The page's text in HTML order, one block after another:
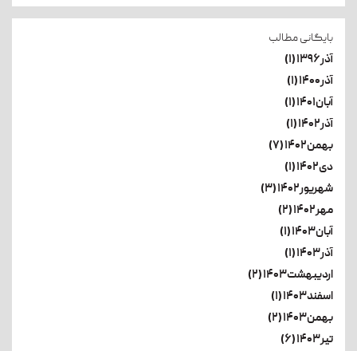
بایگانی مطالب
آذر۱۳۹۶ (۱)
آذر۱۴۰۰ (۱)
آبان۱۴۰۱ (۱)
آذر۱۴۰۲ (۱)
بهمن۱۴۰۲ (۷)
دی۱۴۰۲ (۱)
شهریور۱۴۰۲ (۳)
مهر۱۴۰۲ (۲)
آبان۱۴۰۳ (۱)
آذر۱۴۰۳ (۱)
اردیبهشت۱۴۰۳ (۲)
اسفند۱۴۰۳ (۱)
بهمن۱۴۰۳ (۲)
تیر۱۴۰۳ (۶)